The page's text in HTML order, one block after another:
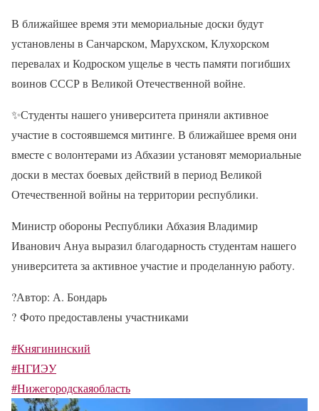
В ближайшее время эти мемориальные доски будут
установлены в Санчарском, Марухском, Клухорском
перевалах и Кодроском ущелье в честь памяти погибших
воинов СССР в Великой Отечественной войне.
✨Студенты нашего университета приняли активное
участие в состоявшемся митинге. В ближайшее время они
вместе с волонтерами из Абхазии установят мемориальные
доски в местах боевых действий в период Великой
Отечественной войны на территории республики.
Министр обороны Республики Абхазия Владимир
Иванович Ануа выразил благодарность студентам нашего
университета за активное участие и проделанную работу.
?Автор: А. Бондарь
? Фото предоставлены участниками
#Княгининский
#НГИЭУ
#Нижегородскаяобласть